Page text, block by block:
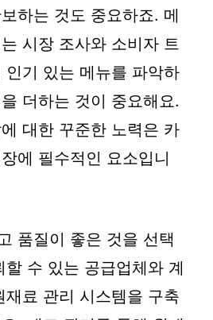
하는 것도 중요하죠. 메
시장 조사와 소비자 트
인기 있는 메뉴를 파악하
더하는 것이 중요해요.
대한 꾸준한 노력은 카
에 필수적인 요소입니
품질이 좋은 것을 선택
수 있는 공급업체와 계
재료 관리 시스템을 구축